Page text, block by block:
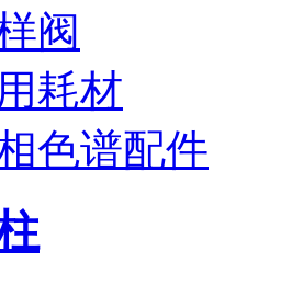
阀
耗材
色谱配件